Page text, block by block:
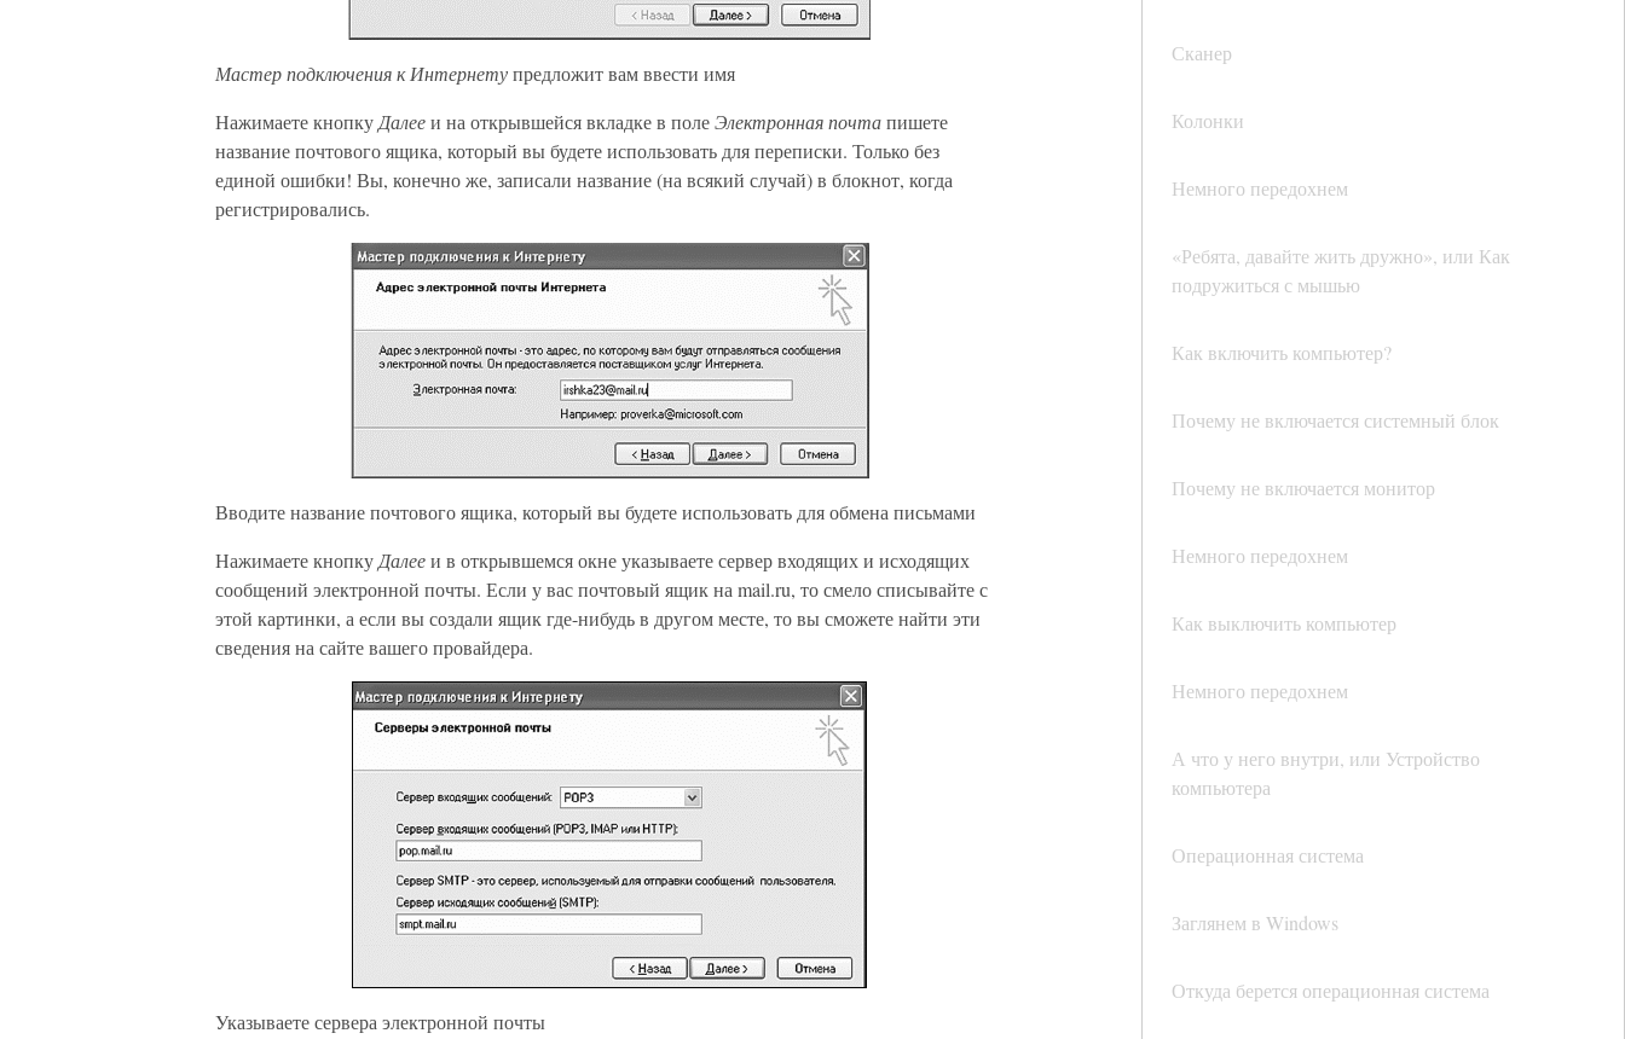
Сканер
Колонки
Немного передохнем
«Ребята, давайте жить дружно», или Как
подружиться с мышью
Как включить компьютер?
Почему не включается системный блок
Почему не включается монитор
Немного передохнем
Как выключить компьютер
Немного передохнем
А что у него внутри, или Устройство
компьютера
Операционная система
Заглянем в Windows
Откуда берется операционная система
Мастер подключения к Интернетупредложит вам ввести имя
Нажимаете кнопку Далееи на открывшейся вкладке в полеЭлектронная почтапишете
название почтового ящика, который вы будете использовать для переписки. Только без
единой ошибки! Вы, конечно же, записали название (на всякий случай) в блокнот, когда
регистрировались.
Вводите название почтового ящика, который вы будете использовать для обмена письмами
Нажимаете кнопку Далееи в открывшемся окне указываете сервер входящих и исходящих
сообщений электронной почты. Если у вас почтовый ящик на mail.ru, то смело списывайте с
этой картинки, а если вы создали ящик где-нибудь в другом месте, то вы сможете найти эти
сведения на сайте вашего провайдера.
Указываете сервера электронной почты